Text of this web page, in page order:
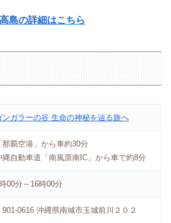
島の詳細はこちら
ンガラーの谷 生命の神秘を辿る旅へ
那覇空港」から車約30分
縄自動車道「南風原南IC」から車で約8分
00分～16時00分
901-0616 沖縄県南城市玉城前川２０２